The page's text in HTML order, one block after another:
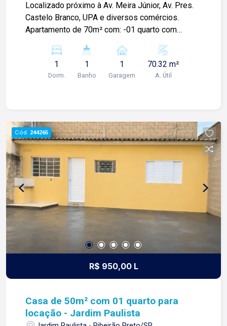
Localizado próximo à Av. Meira Júnior, Av. Pres.
Castelo Branco, UPA e diversos comércios.
Apartamento de 70m² com: -01 quarto com
serviços; -01 vaga de garagem; Para mais
informações e agendar visita, entre em contato.
Lago é RELACIONAMENTO! Desde 1987 esta é a
nossos proprietários e clientes. Somos uma
imobiliária que equilibra a tradicionalidade com o
arrojo e a força comercial da atualidade. A Lago é
sua principal imobiliária em Ribeirão Preto!
1
Dorm.
1
Banho
1
Garagem
70.32 m²
A. Útil
Cód. 244265
R$ 950,00 L
Casa de 50m² com 01 quarto para
locação - Jardim Paulista